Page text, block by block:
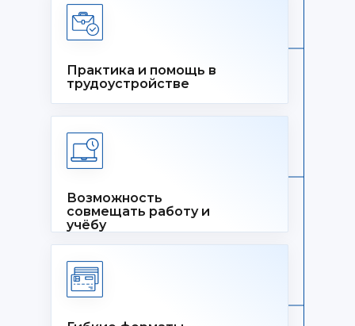
Практика и помощь в
трудоустройстве
Возможность
совмещать работу и
учёбу